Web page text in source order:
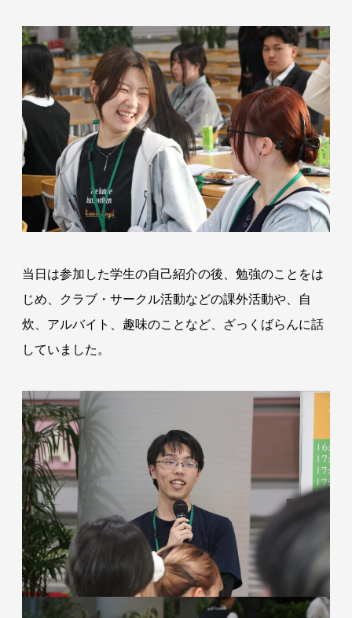
当日は参加した学生の自己紹介の後、勉強のことをは
じめ、クラブ・サークル活動などの課外活動や、自
炊、アルバイト、趣味のことなど、ざっくばらんに話
していました。